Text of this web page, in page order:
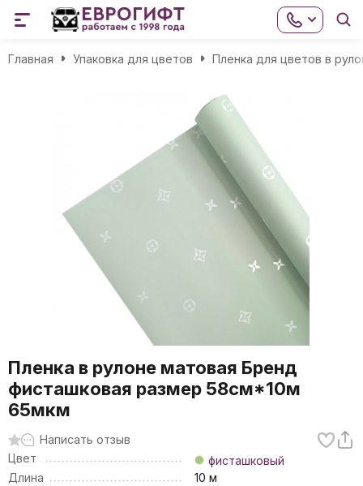
Главная Упаковка для цветов Пленка для цветов в
Пленка в рулоне матовая Бренд
фисташковая размер 58см*10м
65мкм
Написать отзыв
Цвет
фисташковый
Длина
10 м